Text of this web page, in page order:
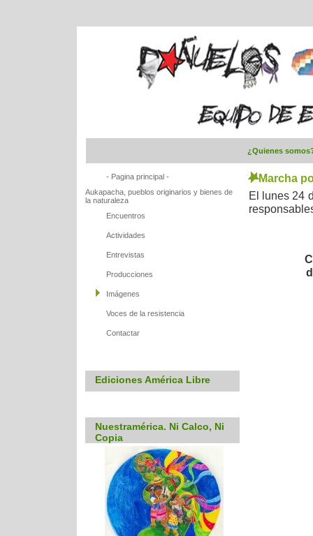
¿Quienes
- Pagina principal -
Aukapacha, pueblos originarios y bienes de
la naturaleza
Encuentros
Actividades
Entrevistas
Producciones
Imágenes
Voces de la resistencia
Contactar
Ediciones América Libre
Nuestramérica. Ni Calco, Ni
Copia
Marcha
El lunes 24